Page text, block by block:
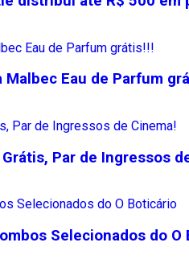
Eau de Parfum
Par de Ingressos
Selecionados do O